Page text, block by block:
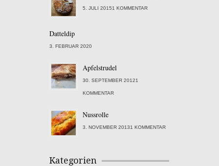
5. JULI 20151 KOMMENTAR
Datteldip
3. FEBRUAR 2020
Apfelstrudel
30. SEPTEMBER 20121
KOMMENTAR
Nussrolle
3. NOVEMBER 20131 KOMMENTAR
Kategorien